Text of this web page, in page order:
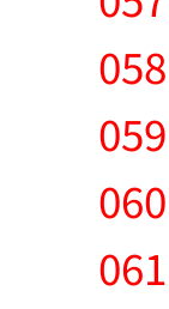
058
059
060
061